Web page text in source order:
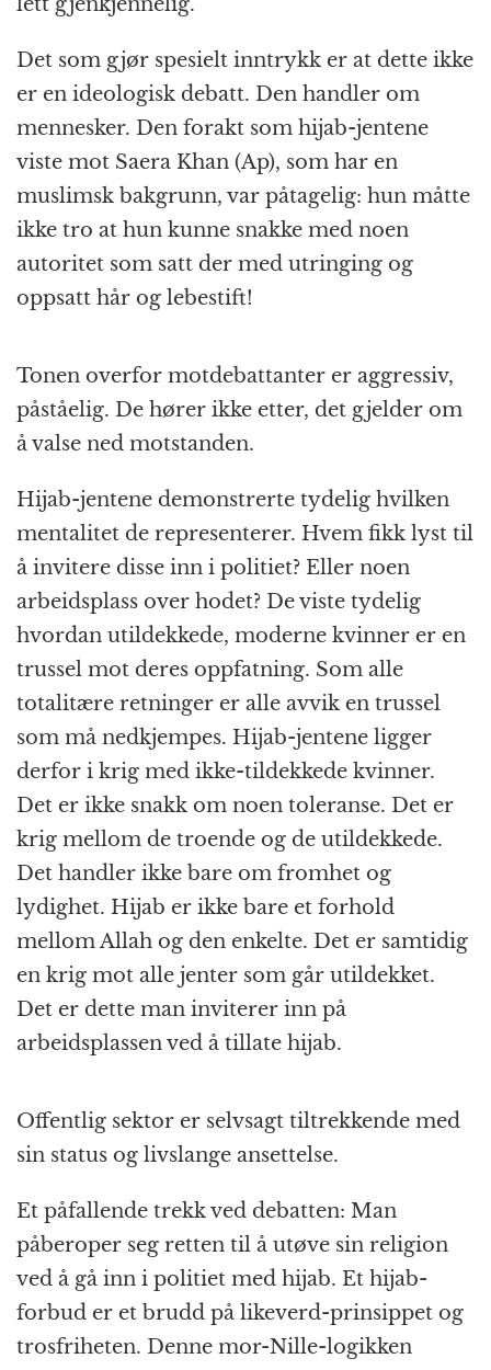
Det som gjør spesielt inntrykk er at dette ikke
er en ideologisk debatt. Den handler om
mennesker. Den forakt som hijab-jentene
viste mot Saera Khan (Ap), som har en
muslimsk bakgrunn, var påtagelig: hun måtte
ikke tro at hun kunne snakke med noen
autoritet som satt der med utringing og
oppsatt hår og lebestift!
Tonen overfor motdebattanter er aggressiv,
påståelig. De hører ikke etter, det gjelder om
å valse ned motstanden.
Hijab-jentene demonstrerte tydelig hvilken
mentalitet de representerer. Hvem fikk lyst til
å invitere disse inn i politiet? Eller noen
arbeidsplass over hodet? De viste tydelig
hvordan utildekkede, moderne kvinner er en
trussel mot deres oppfatning. Som alle
totalitære retninger er alle avvik en trussel
som må nedkjempes. Hijab-jentene ligger
derfor i krig med ikke-tildekkede kvinner.
Det er ikke snakk om noen toleranse. Det er
krig mellom de troende og de utildekkede.
Det handler ikke bare om fromhet og
lydighet. Hijab er ikke bare et forhold
mellom Allah og den enkelte. Det er samtidig
en krig mot alle jenter som går utildekket.
Det er dette man inviterer inn på
arbeidsplassen ved å tillate hijab.
Offentlig sektor er selvsagt tiltrekkende med
sin status og livslange ansettelse.
Et påfallende trekk ved debatten: Man
påberoper seg retten til å utøve sin religion
ved å gå inn i politiet med hijab. Et hijab-
forbud er et brudd på likeverd-prinsippet og
trosfriheten. Denne mor-Nille-logikken